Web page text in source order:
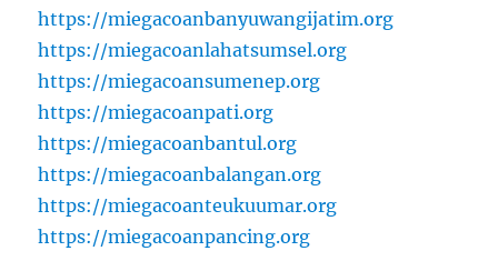
https://miegacoanbanyuwangijatim.org
https://miegacoanlahatsumsel.org
https://miegacoansumenep.org
https://miegacoanpati.org
https://miegacoanbantul.org
https://miegacoanbalangan.org
https://miegacoanteukuumar.org
https://miegacoanpancing.org